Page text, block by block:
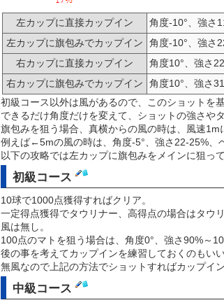
左カップに直接カップイン
角度-10°、強さ
左カップに旗包みでカップイン
角度-10°、強さ
右カップに直接カップイン
角度10°、強さ
右カップに旗包みでカップイン
角度10°、強さ
初級コース以外は風があるので、このショットを
できるだけ角度だけを変えて、ショットの強さや
旗包みを狙う場合、真横からの風の時は、風速1m
例えば←5mの風の時は、角度-5°、強さ22-25%、
以下の攻略では左カップに旗包みをメインに狙って
初級コース
10球で1000点獲得すればクリア。
一定得点獲得でタウリナー、高得点の場合はタウ
風は無し。
100点のマトを狙う場合は、角度0°、強さ90%～
後の事を考えてカップインを練習しておくのもいい
無風なので上記の方法でショットすればカップイン
中級コース